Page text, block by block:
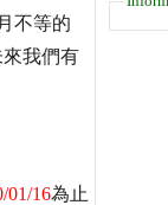
不等的
我們有
01/16為止